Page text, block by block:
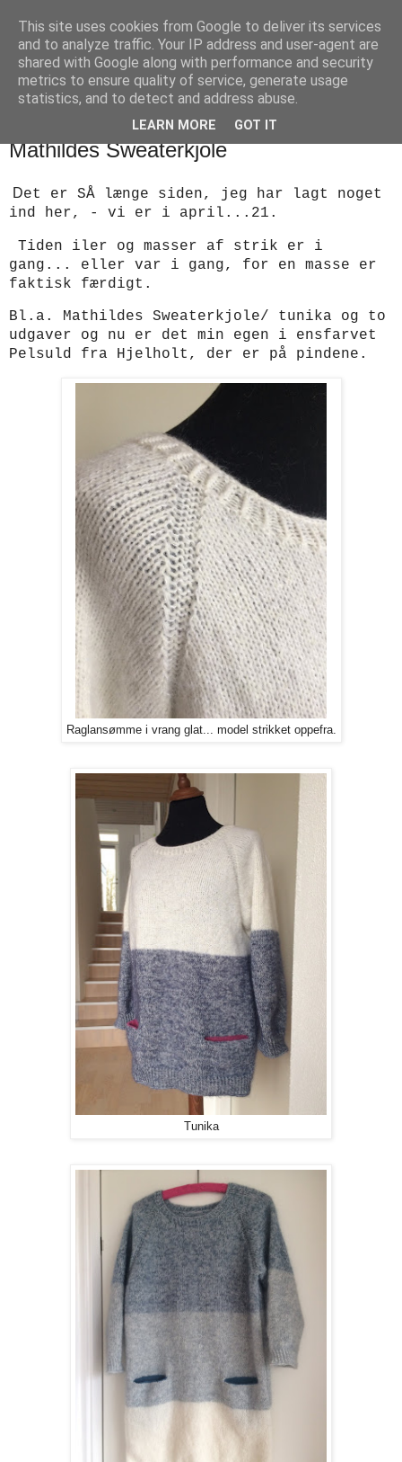
designstrik.dk
.... en side om en yndlingsbeskæftigelse: håndstrik
Mathildes Sweaterkjole
Det er SÅ længe siden, jeg har lagt noget
ind her, - vi er i april...21.
Tiden iler og masser af strik er i
gang... eller var i gang, for en masse er
faktisk færdigt.
Bl.a. Mathildes Sweaterkjole/ tunika og to
udgaver og nu er det min egen i ensfarvet
Pelsuld fra Hjelholt, der er på pindene.
Raglansømme i vrang glat... model strikket oppefra.
Tunika
This site uses cookies from Google to deliver its services
and to analyze traffic. Your IP address and user-agent are
shared with Google along with performance and security
metrics to ensure quality of service, generate usage
statistics, and to detect and address abuse.
LEARN MORE GOT IT